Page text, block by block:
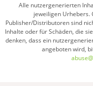
Alle nutzergenerierten
jeweiligen Urhebers.
Publisher/Distributoren sind
Inhalte oder für Schäden, die
denken, dass ein
angeboten wird,